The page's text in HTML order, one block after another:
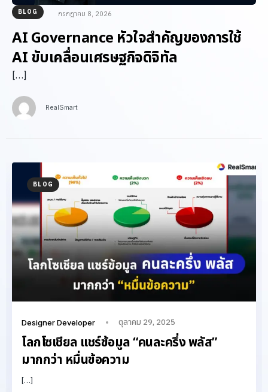
BLOG กรกฎาคม 8, 2026
AI Governance หัวใจสำคัญของการใช้
AI ขับเคลื่อนเศรษฐกิจดิจิทัล
[…]
RealSmart
BLOG
Designer Developer ตุลาคม 29, 2025
โลกโซเชียล แชร์ข้อมูล “คนละครึ่ง พลัส”
มากกว่า หมื่นข้อความ
[…]